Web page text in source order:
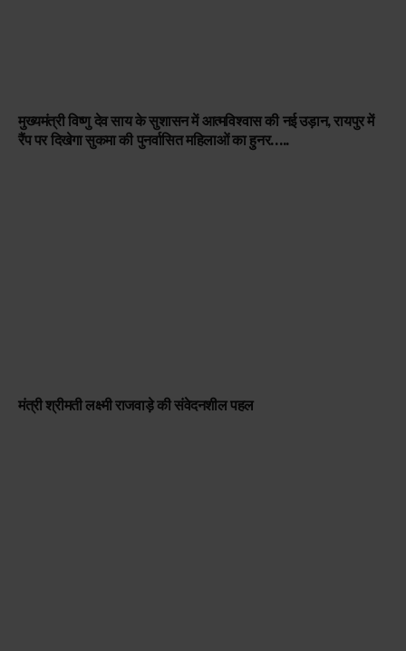
मुख्यमंत्री विष्णु देव साय के सुशासन में आत्मविश्वास की नई उड़ान, रायपुर में
रैंप पर दिखेगा सुकमा की पुनर्वासित महिलाओं का हुनर…..
मंत्री श्रीमती लक्ष्मी राजवाड़े की संवेदनशील पहल